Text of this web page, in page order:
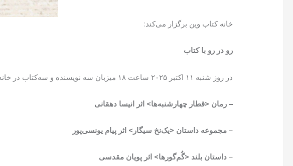
خانه کتاب وین برگزار می‌کند:
رو در رو با کتاب
در روز شنبه ۱۱ اکتبر ۲۰۲۵ ساعت ۱۸ میزبان سه نویسنده و سه‌کتاب در خانه کتاب وین خواهیم بود:
– رمان <قطار چهارشنبه‌ها> اثر انیسا دهقانی
–مجموعه داستان <یک‌نخ سیگار> اثر پیام یونسی‌پور
– داستان بلند <گُم‌گورها> اثر پویان مقدسی